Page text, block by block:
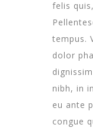
felis
tempus.
dolor
nibh, in
eu ante
congue